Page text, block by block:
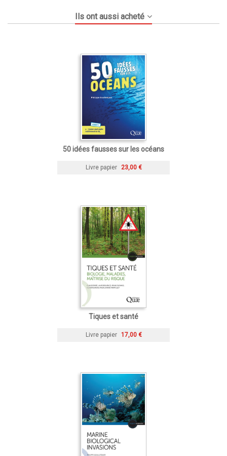
Ils ont aussi acheté
50 idées fausses sur les océans
Livre papier 23,00 €
Tiques et santé
Livre papier 17,00 €